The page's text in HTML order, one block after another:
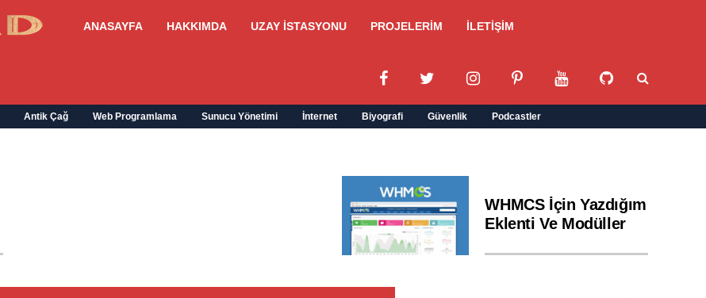
ANASAYFA HAKKIMDA UZAY İSTASYONU PROJELERİM İLETİŞİM
Antik Çağ Web Programlama Sunucu Yönetimi İnternet Biyografi Güvenlik Podcastler
WHMCS İçin Yazdığım
Eklenti Ve Modüller